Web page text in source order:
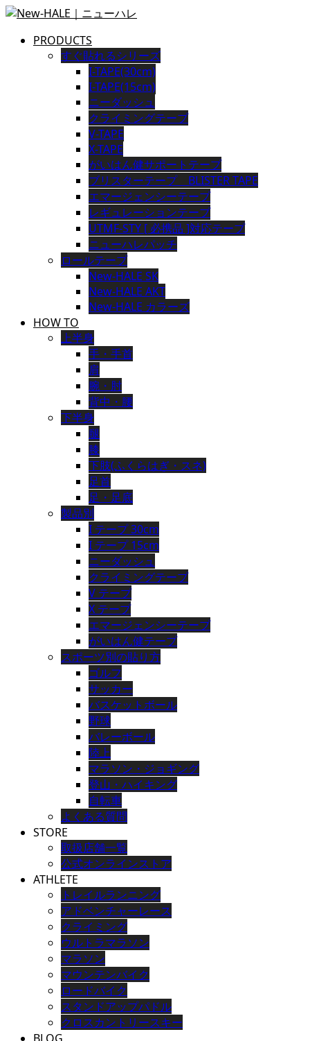
PRODUCTS
すぐ貼れるシリーズ
I-TAPE(30cm)
I-TAPE(15cm)
ニーダッシュ
クライミングテープ
V-TAPE
X-TAPE
がいはん健サポートテープ
ブリスターテープ BLISTER TAPE
エマージェンシーテープ
レギュレーションテープ
UTMF-STY [ 必携品 ]対応テープ
ニューハレパッチ
ロールテープ
New-HALE SK
New-HALE AKT
New-HALE カラーズ
HOW TO
上半身
手・手首
肩
腕・肘
背中・腰
下半身
腿
膝
下肢(ふくらはぎ・スネ)
足首
足・足底
製品別
I テープ 30cm
I テープ 15cm
ニーダッシュ
クライミングテープ
V テープ
X テープ
エマージェンシーテープ
がいはん健テープ
スポーツ別の貼り方
ゴルフ
サッカー
バスケットボール
野球
バレーボール
陸上
マラソン・ジョギング
登山・ハイキング
自転車
よくある質問
STORE
取扱店舗一覧
公式オンラインストア
ATHLETE
トレイルランニング
アドベンチャーレース
クライミング
ウルトラマラソン
マラソン
マウンテンバイク
ロードバイク
スタンドアップパドル
クロスカントリースキー